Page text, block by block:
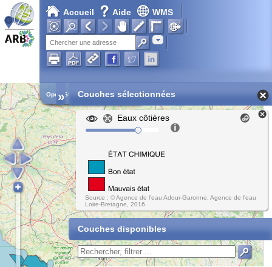
Accueil Aide WMS
Adresse
Open Street Map
» Couches sélectionnées
Eaux côtières
Source : © Agence de l'eau Adour-Garonne, Agence de l'eau
Loire-Bretagne, 2016.
Couches disponibles